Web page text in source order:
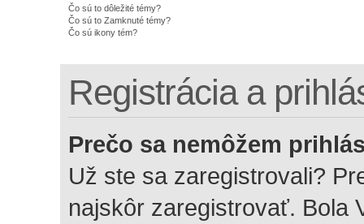
Čo sú to dôležité témy?
Čo sú to Zamknuté témy?
Čo sú ikony tém?
Registrácia a
Prečo sa nemôžem
Už ste sa zaregistrovali?
najskôr zaregistrovať. Bola